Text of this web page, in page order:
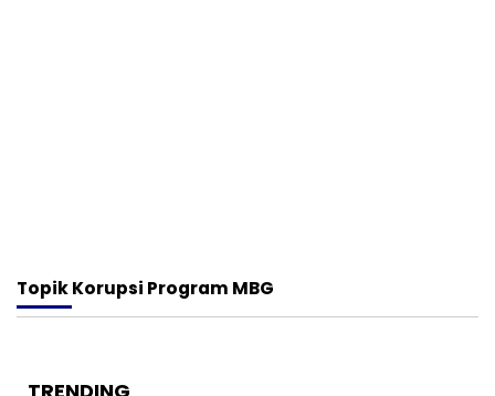
TopikKorupsi Program MBG